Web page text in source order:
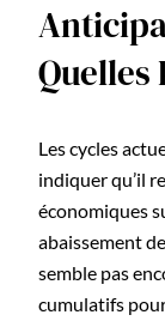
Quelles
Les cycles
indiquer qu’il
économiques
abaissement
semble pas
cumulatifs